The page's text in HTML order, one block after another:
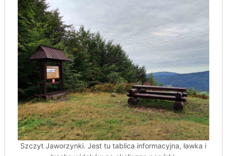
Szczyt Jaworzynki. Jest tu tablica informacyjna, ławka i